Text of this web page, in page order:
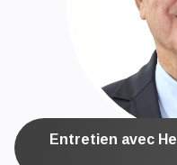
Entretien avec